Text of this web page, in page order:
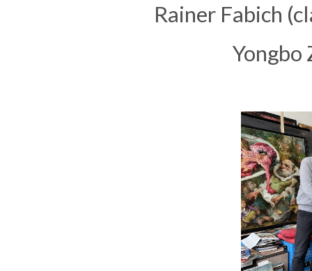
Rainer Fabich
Yongbo